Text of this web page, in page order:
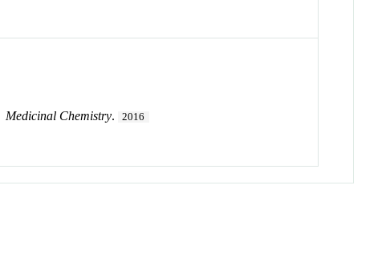
Medicinal Chemistry. 2016